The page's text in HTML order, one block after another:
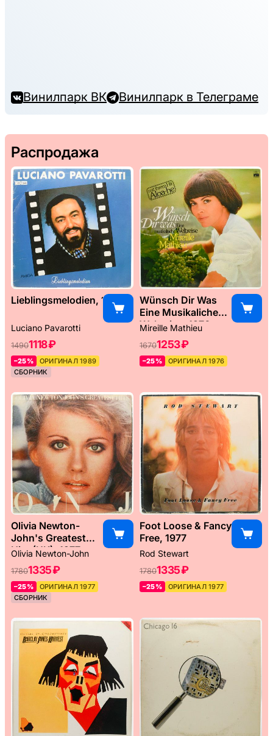
Винилпарк ВК Винилпарк в Телеграме
Распродажа
Lieblingsmelodien, 1989
Luciano Pavarotti
14901118 ₽
–25%
ОРИГИНАЛ 1989
СБОРНИК
Wünsch Dir Was
Eine Musikaliche
Weltreise, 1976
Mireille Mathieu
16701253 ₽
–25% ОРИГИНАЛ 1976
Olivia Newton-
John's Greatest
Hits (UK), 1977
Olivia Newton-John
17801335 ₽
–25%
ОРИГИНАЛ 1977
СБОРНИК
Foot Loose & Fancy
Free, 1977
Rod Stewart
17801335 ₽
–25% ОРИГИНАЛ 1977